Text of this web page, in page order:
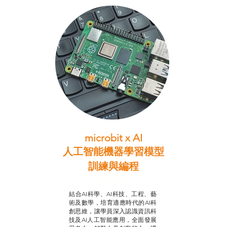
microbit x AI
人工智能機器學習模型
訓練與編程
結合AI科學、AI科技、工程、藝
術及數學，培育適應時代的AI科
創思維，讓學員深入認識資訊科
技及AI人工智能應用，全面發展